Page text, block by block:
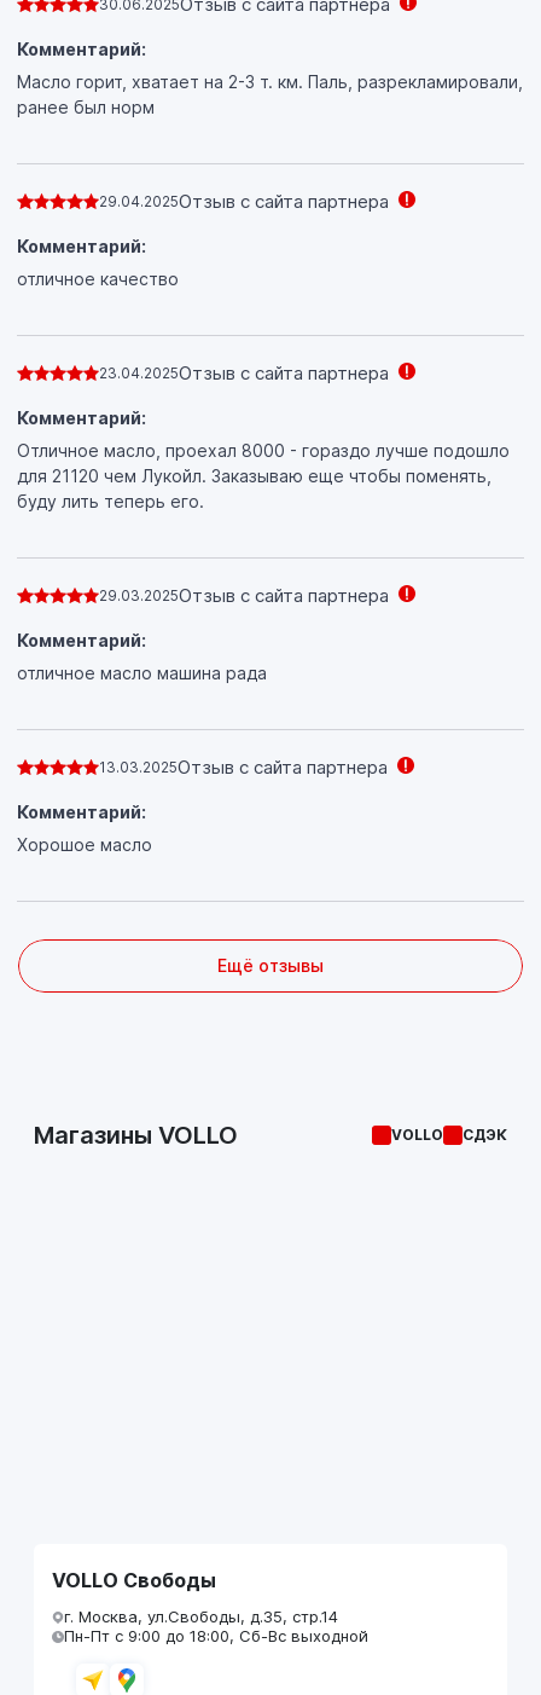
30.06.2025
Комментарий:
Масло горит, хватает на 2-3 т. км. Паль, разрекламировали,
ранее был норм
29.04.2025Отзыв с сайта партнера
Комментарий:
отличное качество
23.04.2025Отзыв с сайта партнера
Комментарий:
Отличное масло, проехал 8000 - гораздо лучше подошло
для 21120 чем Лукойл. Заказываю еще чтобы поменять,
буду лить теперь его.
29.03.2025Отзыв с сайта партнера
Комментарий:
отличное масло машина рада
13.03.2025Отзыв с сайта партнера
Комментарий:
Хорошое масло
Ещё отзывы
Магазины VOLLO VOLLO СДЭК
VOLLO Свободы
г. Москва, ул.Свободы, д.35, стр.14
Пн-Пт с 9:00 до 18:00, Сб-Вс выходной